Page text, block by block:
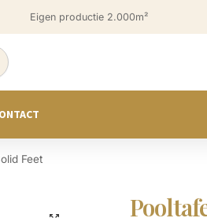
Eigen productie 2.000m²
Feet